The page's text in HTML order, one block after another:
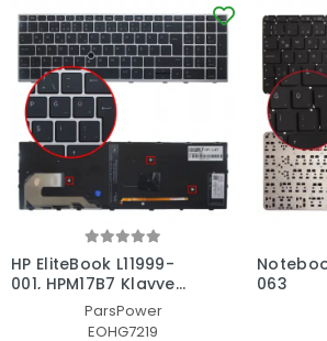
HP EliteBook L11999-
001, HPM17B7 Klavye
Işıklı (Siyah TR)
ParsPower
EOHG7219
063